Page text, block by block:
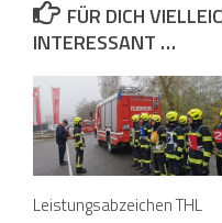
FÜR DICH
INTERESSANT …
Leistungsabzeichen THL